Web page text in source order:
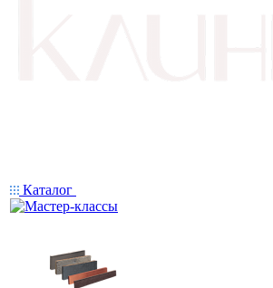
Каталог